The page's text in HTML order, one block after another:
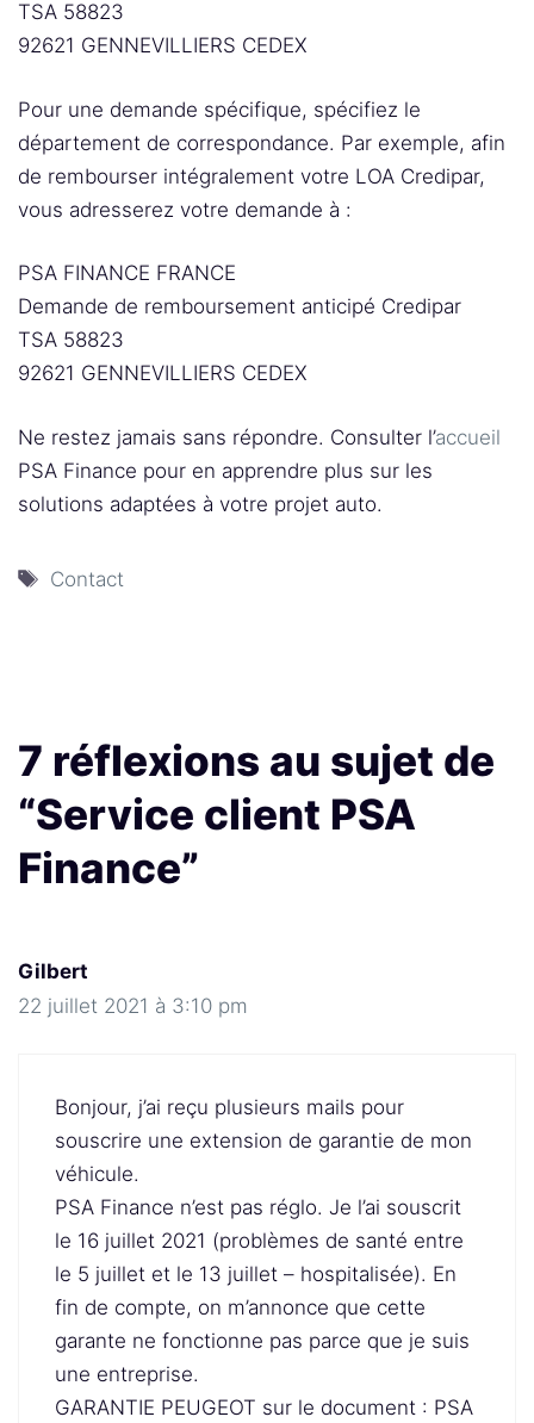
TSA 58823
92621 GENNEVILLIERS CEDEX
Pour une demande spécifique, spécifiez le
département de correspondance. Par exemple, afin
de rembourser intégralement votre LOA Credipar,
vous adresserez votre demande à :
PSA FINANCE FRANCE
Demande de remboursement anticipé Credipar
TSA 58823
92621 GENNEVILLIERS CEDEX
Ne restez jamais sans répondre. Consulter l’accueil
PSA Finance pour en apprendre plus sur les
solutions adaptées à votre projet auto.
Étiquettes
Contact
7 réflexions au sujet de
“Service client PSA
Finance”
Gilbert
22 juillet 2021 à 3:10 pm
Bonjour, j’ai reçu plusieurs mails pour
souscrire une extension de garantie de mon
véhicule.
PSA Finance n’est pas réglo. Je l’ai souscrit
le 16 juillet 2021 (problèmes de santé entre
le 5 juillet et le 13 juillet – hospitalisée). En
fin de compte, on m’annonce que cette
garante ne fonctionne pas parce que je suis
une entreprise.
GARANTIE PEUGEOT sur le document : PSA